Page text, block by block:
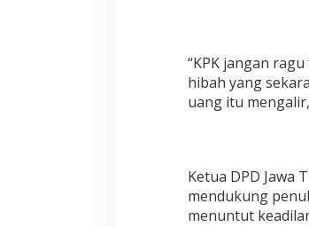
“KPK jangan
hibah yang
uang itu
Ketua DPD Jawa
mendukung
menuntut